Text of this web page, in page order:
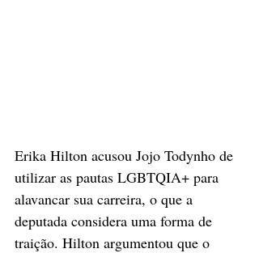
Erika Hilton acusou Jojo Todynho de
utilizar as pautas LGBTQIA+ para
alavancar sua carreira, o que a
deputada considera uma forma de
traição. Hilton argumentou que o